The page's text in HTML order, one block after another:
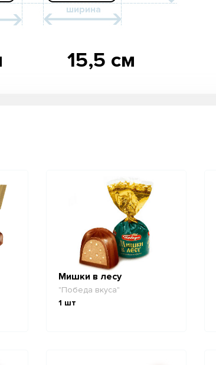
15,5 см
Мишки в лесу
"Победа вкуса"
1 шт